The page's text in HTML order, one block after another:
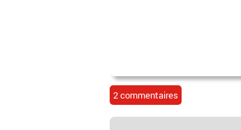
2 commentaires